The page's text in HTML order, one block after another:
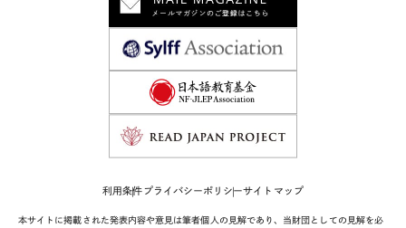
利用条件プライバシーポリシーサイトマップ
本サイトに掲載された発表内容や意見は筆者個人の見解であり、当財団としての見解を必